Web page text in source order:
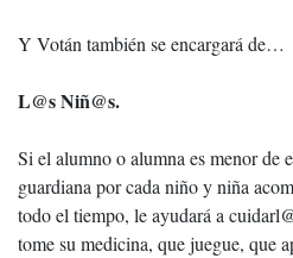
Y Votán también se encargará de…
L@s Niñ@s.
Si el alumno o alumna es menor de
guardiana por cada niño y niña
todo el tiempo, le ayudará a
tome su medicina, que juegue, que